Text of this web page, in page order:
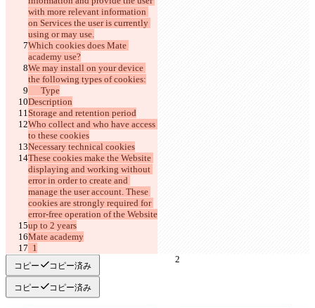
with more relevant information
on Services the user is currently
using or may use.
Which cookies does Mate
academy use?
We may install on your device
the following types of cookies:
      Type
Description
Storage and retention period
Who collect and who have access
to these cookies
Necessary technical cookies
These cookies make the Website
displaying and working without
error in order to create and
manage the user account. These
cookies are strongly required for
error-free operation of the Website
up to 2 years
Mate academy
  1
コピー コピー済み
コピー コピー済み